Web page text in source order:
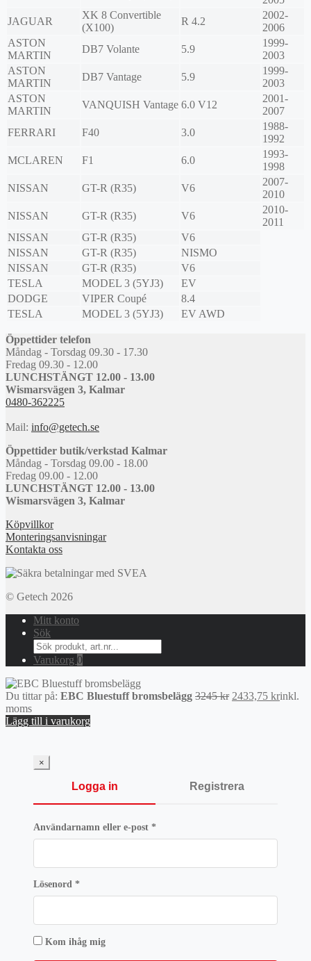
JAGUAR
XK 8 Convertible
(X100)
R 4.2
2002-
2006
ASTON
MARTIN
DB7 Volante 5.9
1999-
2003
ASTON
MARTIN
DB7 Vantage 5.9
1999-
2003
ASTON
MARTIN
VANQUISH Vantage 6.0 V12
2001-
2007
FERRARI
F40 3.0
1988-
1992
MCLAREN
F1 6.0
1993-
1998
NISSAN
GT-R (R35) V6
2007-
2010
NISSAN
GT-R (R35) V6
2010-
2011
NISSAN
GT-R (R35)
V6
NISSAN
GT-R (R35)
NISMO
NISSAN
GT-R (R35)
V6
TESLA
MODEL 3 (5YJ3)
EV
DODGE
VIPER Coupé
8.4
TESLA
MODEL 3 (5YJ3) EV AWD
Öppettider telefon
Måndag - Torsdag 09.30 - 17.30
Fredag 09.30 - 12.00
LUNCHSTÄNGT 12.00 - 13.00
Wismarsvägen 3, Kalmar
0480-362225
Mail: info@getech.se
Öppettider butik/verkstad Kalmar
Måndag - Torsdag 09.00 - 18.00
Fredag 09.00 - 12.00
LUNCHSTÄNGT 12.00 - 13.00
Wismarsvägen 3, Kalmar
Köpvillkor
Monteringsanvisningar
Kontakta oss
© Getech 2026
Mitt konto
Sök
Search
for:
Varukorg 0
Du tittar på: EBC Bluestuff bromsbelägg 3245kr Det
2433,75 krDet
inkl.
moms
Lägg till i varukorg
×
Logga in Registrera
Användarnamn eller e-post *Obligatoriskt
Lösenord *Obligatoriskt
Kom ihåg mig